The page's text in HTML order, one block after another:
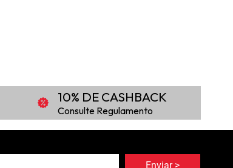
10% DE CASHBACK
Consulte Regulamento